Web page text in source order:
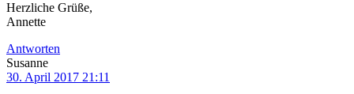
Herzliche Grüße,
Annette
Antworten
Susanne
30. April 2017 21:11